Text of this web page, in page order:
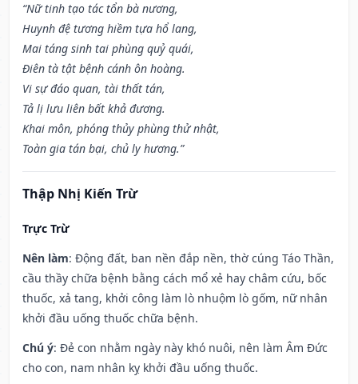
“Nữ tinh tạo tác tổn bà nương,
Huynh đệ tương hiềm tựa hổ lang,
Mai táng sinh tai phùng quỷ quái,
Điên tà tật bệnh cánh ôn hoàng.
Vi sự đáo quan, tài thất tán,
Tả lị lưu liên bất khả đương.
Khai môn, phóng thủy phùng thử nhật,
Toàn gia tán bại, chủ ly hương.”
Thập Nhị Kiến Trừ
Trực Trừ
Nên làm: Động đất, ban nền đắp nền, thờ cúng Táo Thần,
cầu thầy chữa bệnh bằng cách mổ xẻ hay châm cứu, bốc
thuốc, xả tang, khởi công làm lò nhuộm lò gốm, nữ nhân
khởi đầu uống thuốc chữa bệnh.
Chú ý: Đẻ con nhằm ngày này khó nuôi, nên làm Âm Đức
cho con, nam nhân kỵ khởi đầu uống thuốc.